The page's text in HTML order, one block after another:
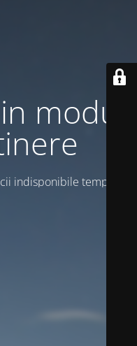
modul
indisponibile temporar!